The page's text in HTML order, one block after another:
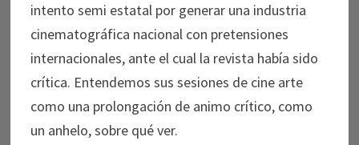
intento semi estatal por generar una industria
cinematográfica nacional con pretensiones
internacionales, ante el cual la revista había sido
crítica. Entendemos sus sesiones de cine arte
como una prolongación de animo crítico, como
un anhelo, sobre qué ver.